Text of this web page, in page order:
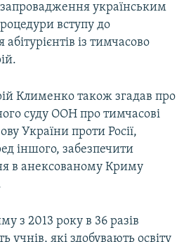
українським
вступу до
із тимчасово
Клименко також згадав про
суду ООН про тимчасові
України проти Росії,
іншого, забезпечити
в анексованому Криму
з 2013 року в 36 разів
учнів, які здобувають освіту